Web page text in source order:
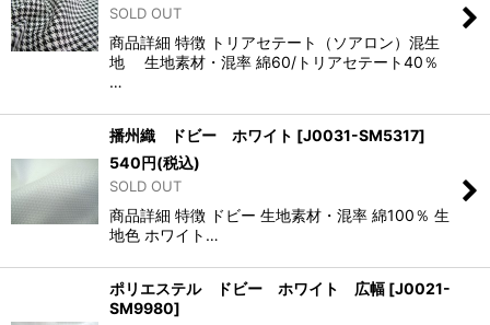
SOLD OUT
商品詳細 特徴 トリアセテート（ソアロン）混生
地 生地素材・混率 綿60/トリアセテート40％
…
播州織 ドビー ホワイト [J0031-SM5317]
540円(税込)
SOLD OUT
商品詳細 特徴 ドビー 生地素材・混率 綿100％ 生
地色 ホワイト…
ポリエステル ドビー ホワイト 広幅 [J0021-
SM9980]